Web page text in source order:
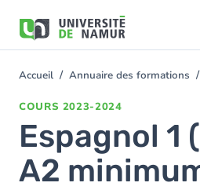
contenu
You
Accueil Annuaire des formations
COURS 2023-2024
Espagnol 1
A2